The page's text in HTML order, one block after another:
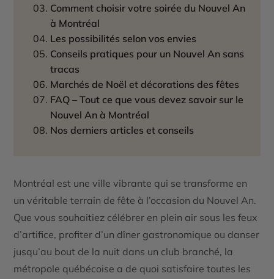
Comment choisir votre soirée du Nouvel An
à Montréal
Les possibilités selon vos envies
Conseils pratiques pour un Nouvel An sans
tracas
Marchés de Noël et décorations des fêtes
FAQ – Tout ce que vous devez savoir sur le
Nouvel An à Montréal
Nos derniers articles et conseils
Montréal est une ville vibrante qui se transforme en
un véritable terrain de fête à l’occasion du Nouvel An.
Que vous souhaitiez célébrer en plein air sous les feux
d’artifice, profiter d’un dîner gastronomique ou danser
jusqu’au bout de la nuit dans un club branché, la
métropole québécoise a de quoi satisfaire toutes les